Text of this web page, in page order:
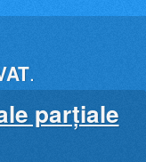
.
parțiale